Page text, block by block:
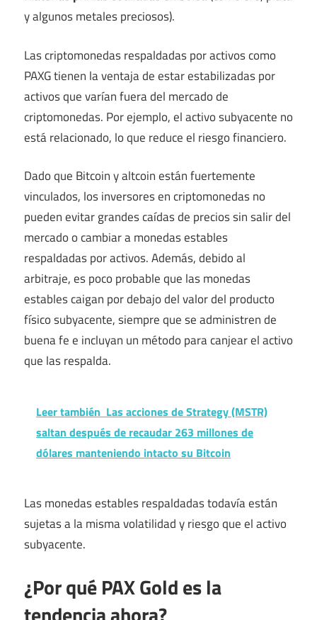
y algunos metales preciosos).
Las criptomonedas respaldadas por activos como
PAXG tienen la ventaja de estar estabilizadas por
activos que varían fuera del mercado de
criptomonedas. Por ejemplo, el activo subyacente no
está relacionado, lo que reduce el riesgo financiero.
Dado que Bitcoin y altcoin están fuertemente
vinculados, los inversores en criptomonedas no
pueden evitar grandes caídas de precios sin salir del
mercado o cambiar a monedas estables
respaldadas por activos. Además, debido al
arbitraje, es poco probable que las monedas
estables caigan por debajo del valor del producto
físico subyacente, siempre que se administren de
buena fe e incluyan un método para canjear el activo
que las respalda.
Leer también Las acciones de Strategy (MSTR)
saltan después de recaudar 263 millones de
dólares manteniendo intacto su Bitcoin
Las monedas estables respaldadas todavía están
sujetas a la misma volatilidad y riesgo que el activo
subyacente.
¿Por qué PAX Gold es la